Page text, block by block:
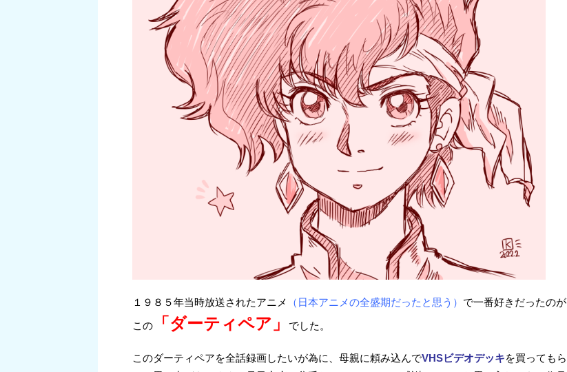
１９８５年当時放送されたアニメ （日本アニメの全盛期だったと思う） で一番好きだったのが
この
「ダーティペア」 でした。
このダーティペアを全話録画したいが為に、母親に頼み込んでVHSビデオデッキを買ってもら